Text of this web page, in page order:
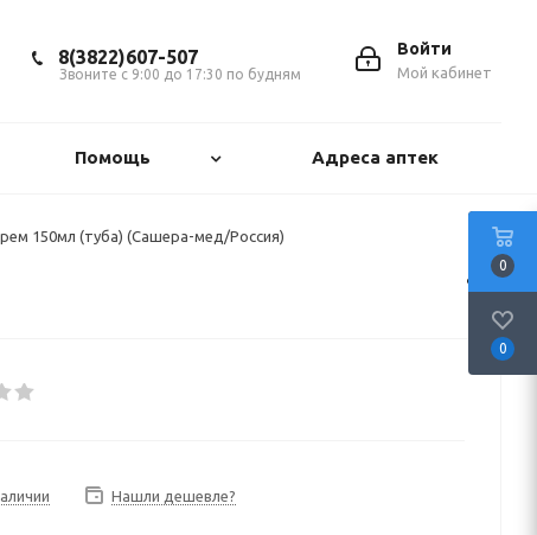
Войти
Мой кабинет
8(3822)607-507
Звоните с 9:00 до 17:30 по будням
Помощь Адреса аптек
150мл (туба) (Сашера-мед/Россия)
Нашли дешевле?
0
0